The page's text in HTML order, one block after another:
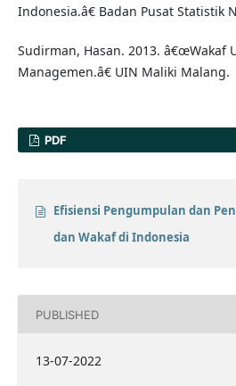
Indonesia.â€ Badan Pusat Statistik
Sudirman, Hasan. 2013. â€œWakaf
Managemen.â€ UIN Maliki Malang.
PDF
Efisiensi Pengumpulan dan
dan Wakaf di Indonesia
PUBLISHED
13-07-2022